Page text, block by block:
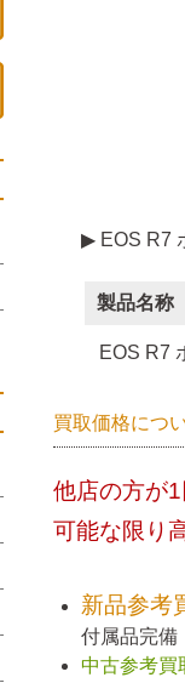
▶ EOS R7
製品名称
EOS R7
買取価格につ
他店の方が
可能な限り
新品参考
付属品完備
中古参考買